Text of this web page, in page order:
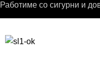
Работиме со сигурни и